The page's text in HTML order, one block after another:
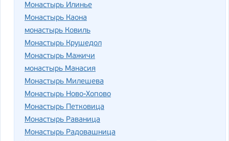
Монастырь Илинье
Монастырь Каона
монастырь Ковиль
Монастырь Крушедол
Монастырь Мажичи
монастырь Манасия
Монастырь Милешева
Монастырь Ново-Хопово
Монастырь Петковица
Монастырь Раваница
Монастырь Радовашница